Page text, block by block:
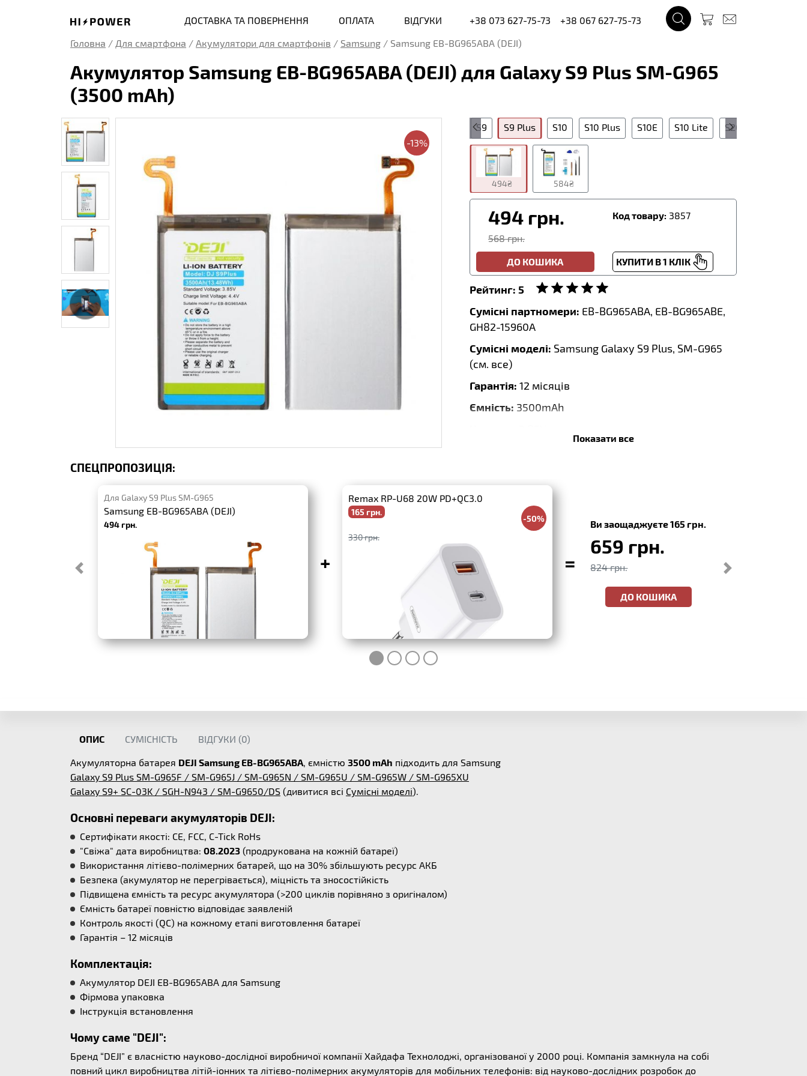
ДОСТАВКА ТА ПОВЕРНЕННЯ ОПЛАТА ВІДГУКИ +38 073 627-75-73
+38 067 627-75-73
Головна / Для смартфона / Акумулятори для смартфонів / Samsung / Samsung EB-BG965ABA (DEJI)
Акумулятор Samsung EB-BG965ABA (DEJI) для Galaxy S9 Plus SM-G965
(3500 mAh)
-13%
S9 S9 Plus S10 S10 Plus S10E S10 Lite S20
494₴ 584₴
494 грн.
568 грн.
Код товару: 3857
ДО КОШИКА КУПИТИ В 1 КЛІК
Рейтинг: 5
Сумісні партномери: EB-BG965ABA, EB-BG965ABE,
GH82-15960A
Сумісні моделі: Samsung Galaxy S9 Plus, SM-G965
(см. все)
Гарантія: 12 місяців
Ємність: 3500mAh
Тип:
DEJI
Показати все
СПЕЦПРОПОЗИЦІЯ:
Для Galaxy S9 Plus SM-G965
Samsung EB-BG965ABA (DEJI)
494 грн.
+
Remax RP-U68 20W PD+QC3.0
165 грн.
-50%
330 грн.
=
Ви заощаджуєте 165 грн.
659 грн.
824 грн.
ДО КОШИКА
ОПИС СУМІСНІСТЬ ВІДГУКИ (0)
Акумуляторна батарея DEJI Samsung EB-BG965ABA, ємністю 3500 mAh підходить для Samsung
Galaxy S9 Plus SM-G965F / SM-G965J / SM-G965N / SM-G965U / SM-G965W / SM-G965XU
Galaxy S9+ SC-03K / SGH-N943 / SM-G9650/DS (дивитися всі Сумісні моделі).
Основні переваги акумуляторів DEJI:
Сертифікати якості: CE, FCC, C-Tick RoHs
"Свіжа" дата виробництва: 08.2023 (продрукована на кожній батареї)
Використання літієво-полімерних батарей, що на 30% збільшують ресурс АКБ
Безпека (акумулятор не перегрівається), міцність та зносостійкість
Підвищена ємність та ресурс акумулятора (>200 циклів порівняно з оригіналом)
Ємність батареї повністю відповідає заявленій
Контроль якості (QC) на кожному етапі виготовлення батареї
Гарантія – 12 місяців
Комплектація:
Акумулятор DEJI EB-BG965ABA для Samsung
Фірмова упаковка
Інструкція встановлення
Чому саме "DEJI":
Бренд “DEJI” є власністю науково-дослідної виробничої компанії Хайдафа Технолоджі, організованої у 2000 році. Компанія замкнула на собі
повний цикл виробництва літій-іонних та літієво-полімерних акумуляторів для мобільних телефонів: від науково-дослідних розробок до